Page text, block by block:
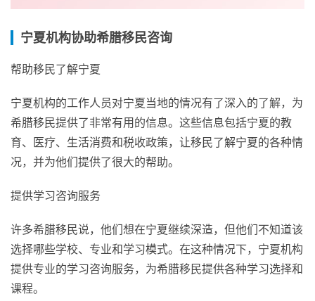
宁夏机构协助希腊移民咨询
帮助移民了解宁夏
宁夏机构的工作人员对宁夏当地的情况有了深入的了解，为
希腊移民提供了非常有用的信息。这些信息包括宁夏的教
育、医疗、生活消费和税收政策，让移民了解宁夏的各种情
况，并为他们提供了很大的帮助。
提供学习咨询服务
许多希腊移民说，他们想在宁夏继续深造，但他们不知道该
选择哪些学校、专业和学习模式。在这种情况下，宁夏机构
提供专业的学习咨询服务，为希腊移民提供各种学习选择和
课程。